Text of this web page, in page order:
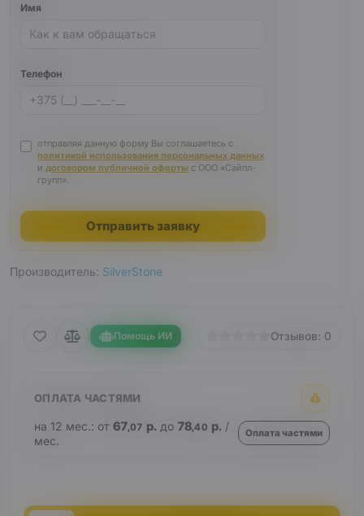
Имя
Телефон
отправляя данную форму Вы соглашаетесь с
политикой использования персональных данных
и договором публичной оферты с ООО «Сайпл-
групп».
Отправить заявку
Производитель: SilverStone
Помощь ИИ Отзывов: 0
ОПЛАТА ЧАСТЯМИ
на 12 мес.: от 67,07 р. до 78,40 р. /
мес.
Оплата частями